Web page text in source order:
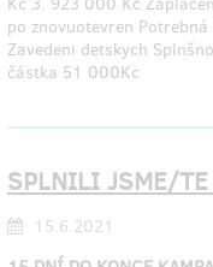
SPLNILI JSME/
15.6.2021